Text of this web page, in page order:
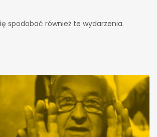
spodobać również te wydarzenia.